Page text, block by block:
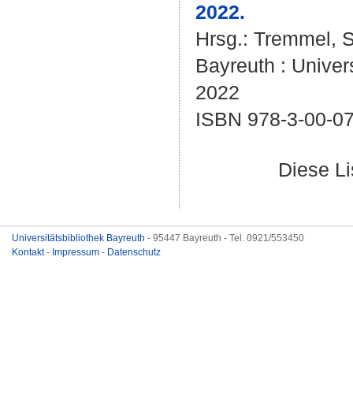
2022.
Hrsg.: Tremmel,
Bayreuth :
2022
ISBN 978-3-00-
Diese
Universitätsbibliothek Bayreuth - 95447 Bayreuth - Tel. 0921/553450
Kontakt- Impressum - Datenschutz